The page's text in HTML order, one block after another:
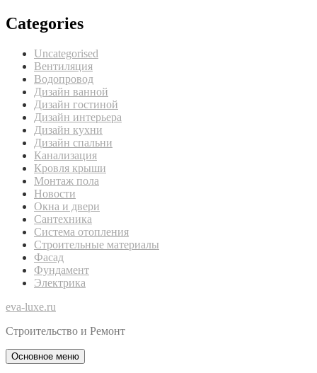
Categories
Uncategorised
Вентиляция
Водопровод
Дизайн ванной
Дизайн гостиной
Дизайн интерьера
Дизайн кухни
Дизайн спальни
Канализация
Кровля крыши
Монтаж пола
Новости
Окна и двери
Сантехника
Система отопления
Строительные материалы
Фасад
Фундамент
Электрика
eva-luxe.ru
Строительство и Ремонт
Основное меню